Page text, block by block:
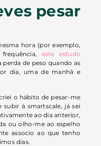
pesar
hora (por exemplo,
este estudo
de peso quando as
dia, uma de manhã e
o hábito de pesar-me
subir à smartscale, já sei
ao dia anterior,
ou olho-me ao espelho
associo ao que tenho
dias.